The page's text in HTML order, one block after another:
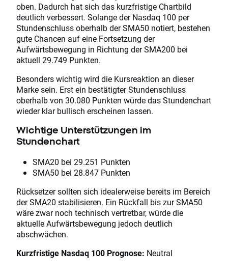
oben. Dadurch hat sich das kurzfristige Chartbild
deutlich verbessert. Solange der Nasdaq 100 per
Stundenschluss oberhalb der SMA50 notiert, bestehen
gute Chancen auf eine Fortsetzung der
Aufwärtsbewegung in Richtung der SMA200 bei
aktuell 29.749 Punkten.
Besonders wichtig wird die Kursreaktion an dieser
Marke sein. Erst ein bestätigter Stundenschluss
oberhalb von 30.080 Punkten würde das Stundenchart
wieder klar bullisch erscheinen lassen.
Wichtige Unterstützungen im
Stundenchart
SMA20 bei 29.251 Punkten
SMA50 bei 28.847 Punkten
Rücksetzer sollten sich idealerweise bereits im Bereich
der SMA20 stabilisieren. Ein Rückfall bis zur SMA50
wäre zwar noch technisch vertretbar, würde die
aktuelle Aufwärtsbewegung jedoch deutlich
abschwächen.
Kurzfristige Nasdaq 100 Prognose: Neutral